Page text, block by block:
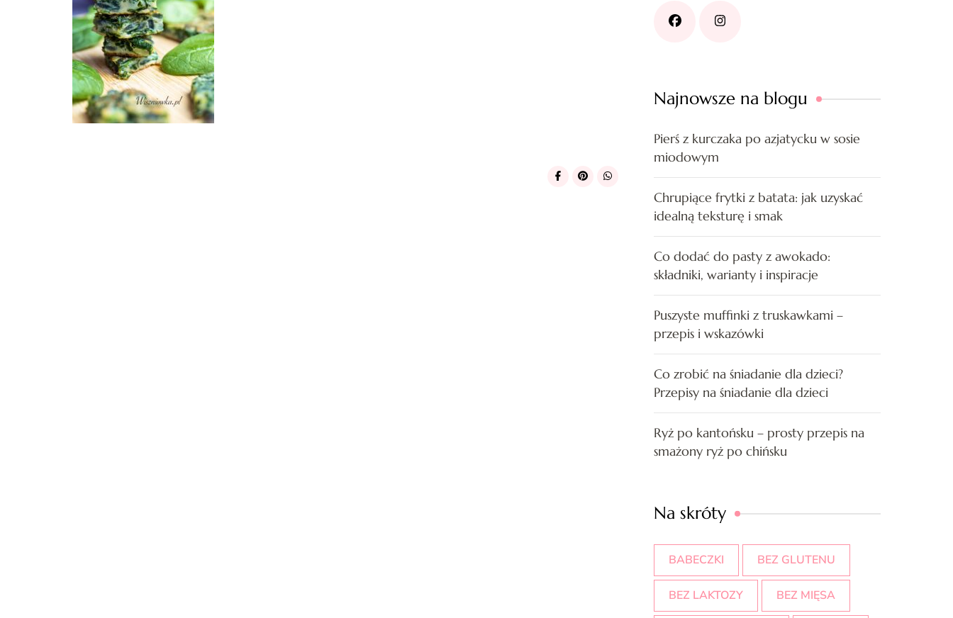
Najnowsze na blogu
Pierś z kurczaka po azjatycku w sosie
miodowym
Chrupiące frytki z batata: jak uzyskać
idealną teksturę i smak
Co dodać do pasty z awokado:
składniki, warianty i inspiracje
Puszyste muffinki z truskawkami –
przepis i wskazówki
Co zrobić na śniadanie dla dzieci?
Przepisy na śniadanie dla dzieci
Ryż po kantońsku – prosty przepis na
smażony ryż po chińsku
Na skróty
BABECZKI BEZ GLUTENU
BEZ LAKTOZY BEZ MIĘSA